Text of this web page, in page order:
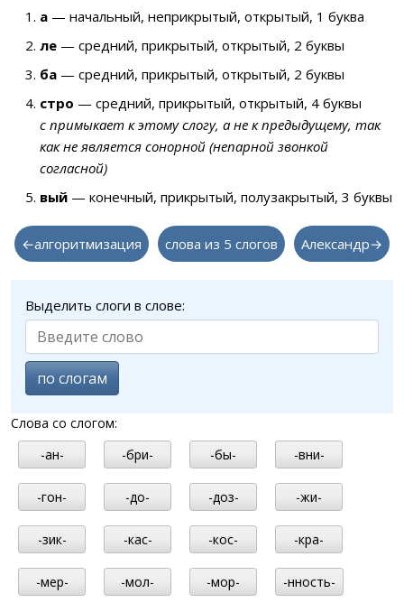
а — начальный, неприкрытый, открытый, 1 буква
ле — средний, прикрытый, открытый, 2 буквы
ба — средний, прикрытый, открытый, 2 буквы
стро — средний, прикрытый, открытый, 4 буквы
с примыкает к этому слогу, а не к предыдущему, так
как не является сонорной (непарной звонкой
согласной)
вый — конечный, прикрытый, полузакрытый, 3 буквы
←алгоритмизация слова из 5 слогов Александр→
Выделить слоги в слове:
по слогам
Слова со слогом:
-ан-
-бри- -бы- -вни-
-гон- -до- -доз- -жи-
-зик- -кас- -кос- -кра-
-мер- -мол- -мор- -нность-